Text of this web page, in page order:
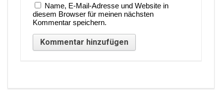
Name, E-Mail-Adresse und Website in
diesem Browser für meinen nächsten
Kommentar speichern.